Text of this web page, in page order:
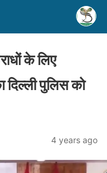
के लिए
दिल्ली पुलिस को
4 years ago